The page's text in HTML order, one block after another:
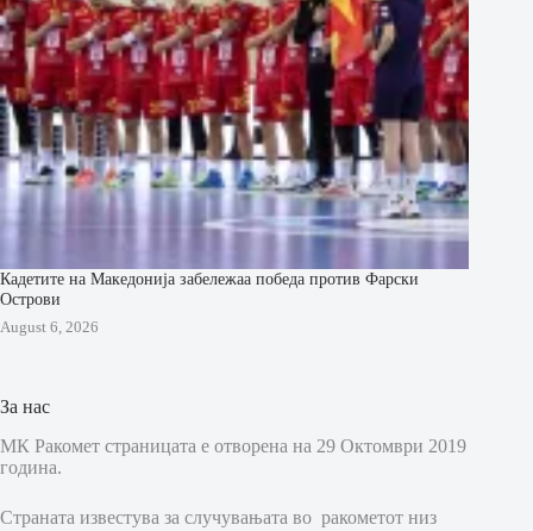
Кадетите на Македонија забележаа победа против Фарски
Острови
August 6, 2026
За нас
МК Ракомет страницата е отворена на 29 Октомври 2019
година.
Страната известува за случувањата во ракометот низ